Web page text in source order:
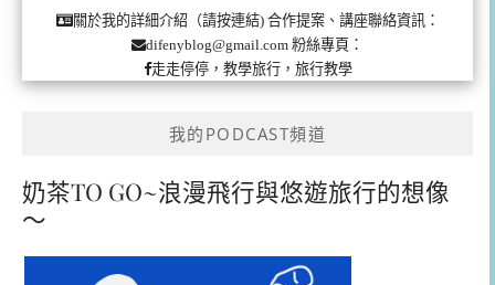
關於我的詳細介紹（請按連結)合作提案、講座聯絡資訊：
difenyblog@gmail.com 粉絲專頁：
走走停停，教學旅行，旅行教學
我的PODCAST頻道
奶茶TO GO~浪漫飛行與悠遊旅行的想像
～